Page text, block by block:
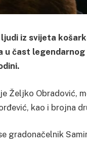
iz svijeta
u čast
Željko Obradović,
kao i brojna
gradonačelnik